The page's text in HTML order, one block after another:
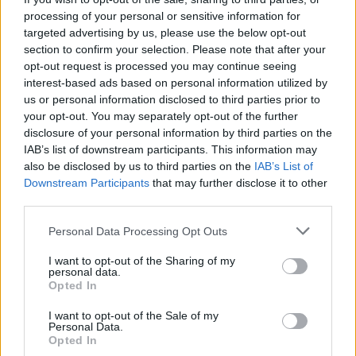
processing of your personal or sensitive information for
targeted advertising by us, please use the below opt-out
section to confirm your selection. Please note that after your
opt-out request is processed you may continue seeing
interest-based ads based on personal information utilized by
us or personal information disclosed to third parties prior to
your opt-out. You may separately opt-out of the further
disclosure of your personal information by third parties on the
IAB’s list of downstream participants. This information may
also be disclosed by us to third parties on the IAB’s List of
Downstream Participants that may further disclose it to other
Please note that this website/app uses one or more Google
not limited to your visit or usage behaviour. You may click to
grant or deny consent to Google and its third-party tags to
use your data for below specified purposes in below Google
consent section.
Personal Data Processing Opt Outs
I want to opt-out of the Sharing of my
personal data.
Opted In
I want to opt-out of the Sale of my
Personal Data.
Opted In
Pályázatok pályázat ültetvény kertészet
MAGYAR ÉPÍTŐK
Mi épül?